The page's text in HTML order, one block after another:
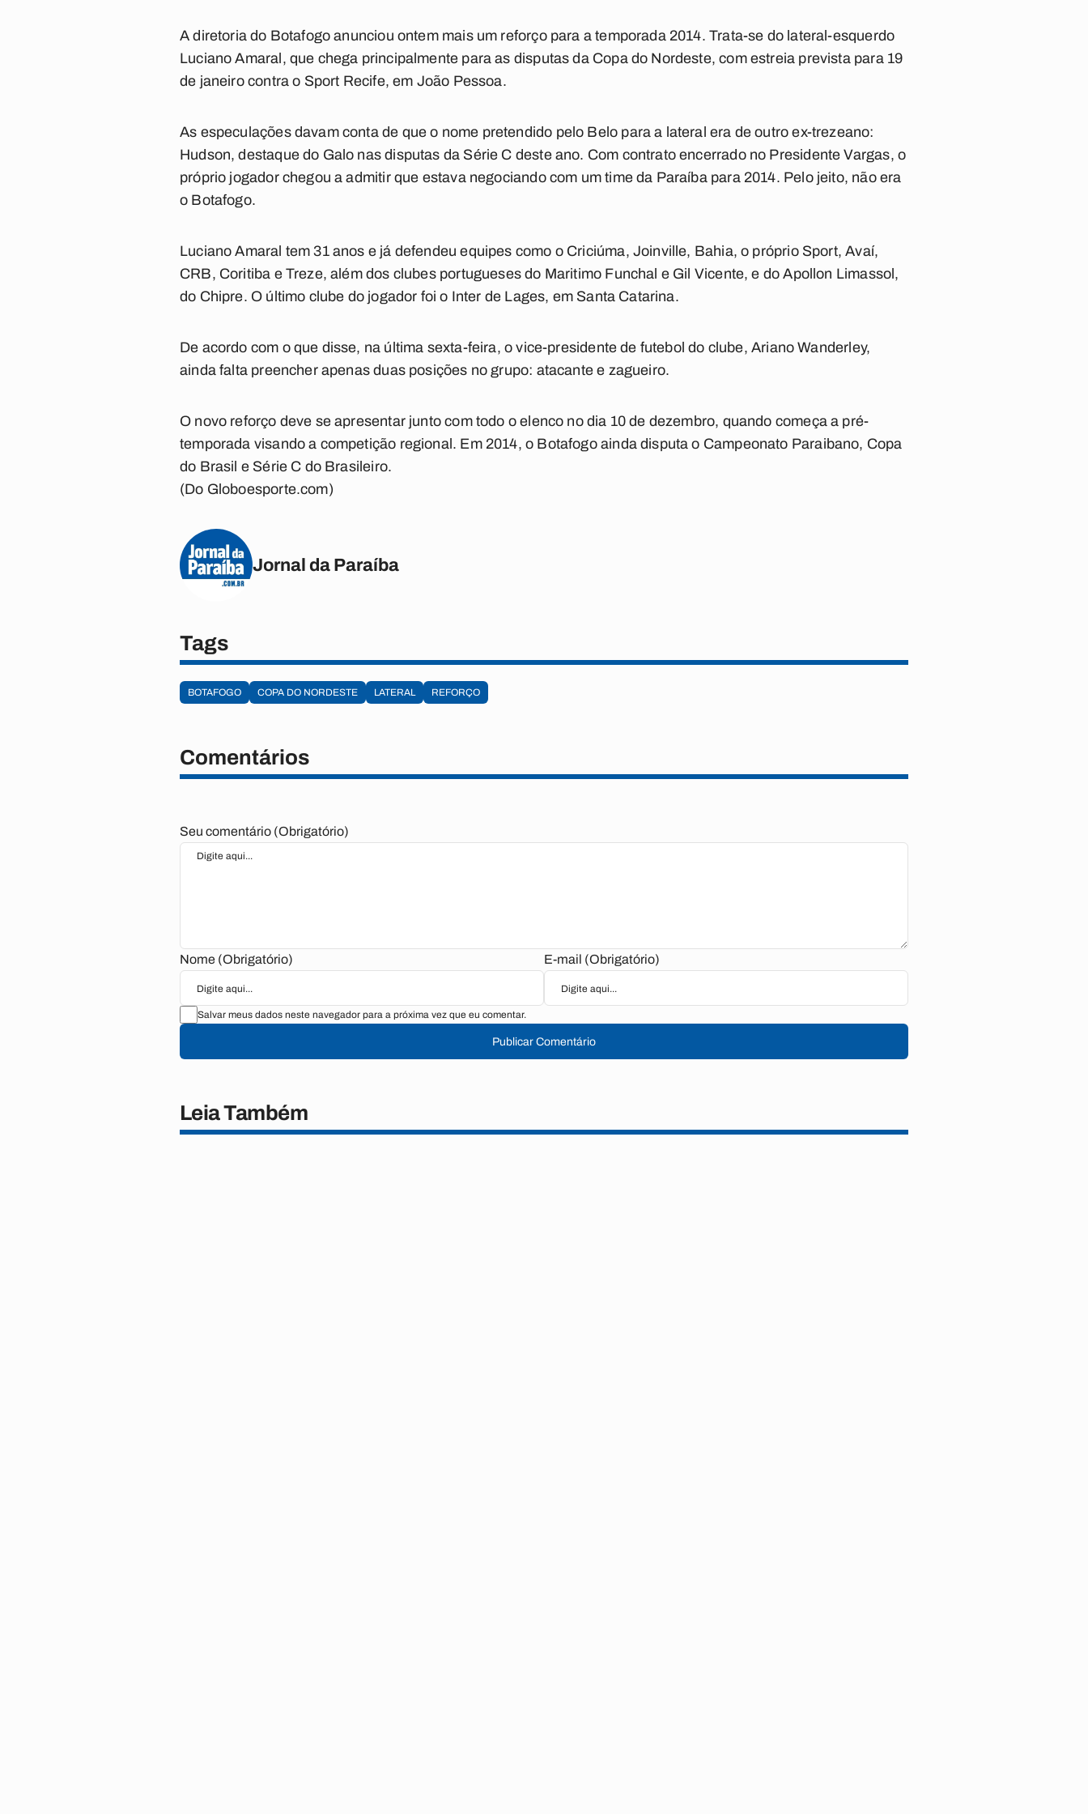
A diretoria do Botafogo anunciou ontem mais um reforço para a temporada 2014. Trata-se do lateral-esquerdo
Luciano Amaral, que chega principalmente para as disputas da Copa do Nordeste, com estreia prevista para 19
de janeiro contra o Sport Recife, em João Pessoa.
As especulações davam conta de que o nome pretendido pelo Belo para a lateral era de outro ex-trezeano:
Hudson, destaque do Galo nas disputas da Série C deste ano. Com contrato encerrado no Presidente Vargas, o
próprio jogador chegou a admitir que estava negociando com um time da Paraíba para 2014. Pelo jeito, não era
o Botafogo.
Luciano Amaral tem 31 anos e já defendeu equipes como o Criciúma, Joinville, Bahia, o próprio Sport, Avaí,
CRB, Coritiba e Treze, além dos clubes portugueses do Maritimo Funchal e Gil Vicente, e do Apollon Limassol,
do Chipre. O último clube do jogador foi o Inter de Lages, em Santa Catarina.
De acordo com o que disse, na última sexta-feira, o vice-presidente de futebol do clube, Ariano Wanderley,
ainda falta preencher apenas duas posições no grupo: atacante e zagueiro.
O novo reforço deve se apresentar junto com todo o elenco no dia 10 de dezembro, quando começa a pré-
temporada visando a competição regional. Em 2014, o Botafogo ainda disputa o Campeonato Paraibano, Copa
do Brasil e Série C do Brasileiro.
(Do Globoesporte.com)
Jornal da Paraíba
Tags
BOTAFOGO COPA DO NORDESTE LATERAL REFORÇO
Comentários
Seu comentário (Obrigatório)
Nome (Obrigatório) E-mail (Obrigatório)
Salvar meus dados neste navegador para a próxima vez que eu comentar.
Publicar Comentário
Leia Também